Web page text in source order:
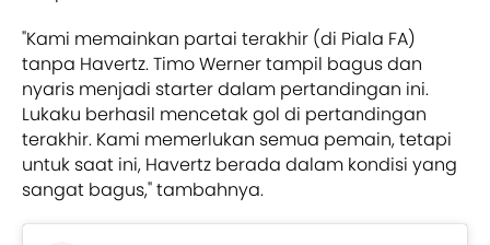
"Kami memainkan partai terakhir (di Piala FA)
tanpa Havertz. Timo Werner tampil bagus dan
nyaris menjadi starter dalam pertandingan ini.
Lukaku berhasil mencetak gol di pertandingan
terakhir. Kami memerlukan semua pemain, tetapi
untuk saat ini, Havertz berada dalam kondisi yang
sangat bagus," tambahnya.